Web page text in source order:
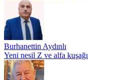
Burhanettin Aydınlı
Yeni nesil Z ve alfa kuşağı